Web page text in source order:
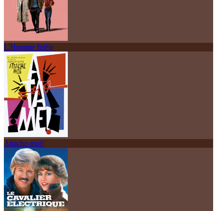
L'Homme fidèle
Attache-moi!